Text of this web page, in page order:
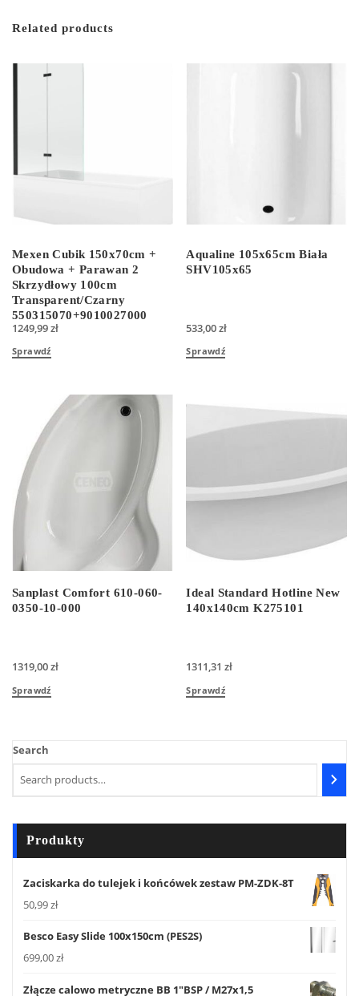
Related products
Mexen Cubik 150x70cm +
Obudowa + Parawan 2
Skrzydłowy 100cm
Transparent/Czarny
550315070+9010027000
1249,99zł
Sprawdź
Aqualine 105x65cm Biała
SHV105x65
533,00zł
Sprawdź
Sanplast Comfort 610-060-
0350-10-000
1319,00zł
Sprawdź
Ideal Standard Hotline New
140x140cm K275101
1311,31zł
Sprawdź
Search
Produkty
Zaciskarka do tulejek i końcówek zestaw PM-ZDK-8T
50,99zł
Besco Easy Slide 100x150cm (PES2S)
699,00zł
Złącze calowo metryczne BB 1"BSP / M27x1,5